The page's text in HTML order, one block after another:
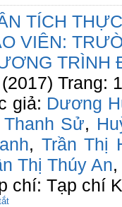
TÍCH
VIÊN:
TRÌNH
Trang:
giả: Dương
Thanh Sử,
, Trần Thị
Thị Thúy An,
chí: Tạp chí